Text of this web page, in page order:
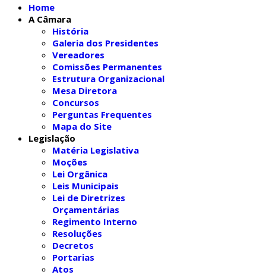
Home
A Câmara
História
Galeria dos Presidentes
Vereadores
Comissões Permanentes
Estrutura Organizacional
Mesa Diretora
Concursos
Perguntas Frequentes
Mapa do Site
Legislação
Matéria Legislativa
Moções
Lei Orgânica
Leis Municipais
Lei de Diretrizes
Orçamentárias
Regimento Interno
Resoluções
Decretos
Portarias
Atos